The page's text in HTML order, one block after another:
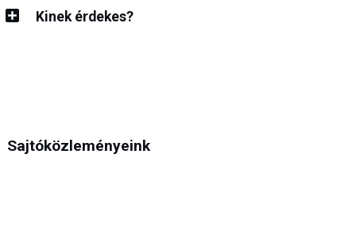
Kinek érdekes?
Sajtóközleményeink